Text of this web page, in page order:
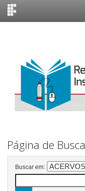
Página de Busca
Buscar em: